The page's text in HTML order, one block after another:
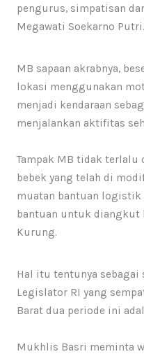
pengurus, simpatisan
Megawati Soekarno Putri.
MB sapaan akrabnya,
lokasi menggunakan
menjadi kendaraan
menjalankan aktifitas
Tampak MB tidak
bebek yang telah di
muatan bantuan logistik
bantuan untuk diangkut
Kurung.
Hal itu tentunya sebagai
Legislator RI yang
Barat dua periode ini
Mukhlis Basri meminta